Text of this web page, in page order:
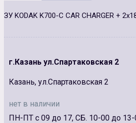
ЗУ KODAK K700-С CAR CHARGER +
г.Казань ул.Спартаковская 2
Казань, ул.Спартаковская 2
нет в наличии
ПН-ПТ с 09 до 17, СБ. 10-00 до